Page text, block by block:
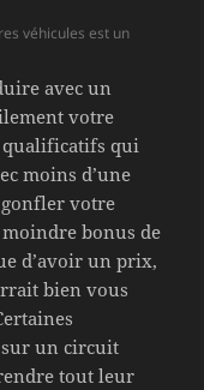
véhicules est un
avec un
votre
qualificatifs qui
moins d’une
votre
bonus de
d’avoir un prix,
bien vous
sur un circuit
tout leur